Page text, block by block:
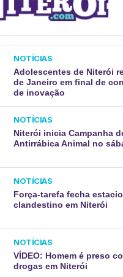
NOTÍCIAS
Adolescentes de Niterói
de Janeiro em final de
de inovação
NOTÍCIAS
Niterói inicia Campanha
Antirrábica Animal no
NOTÍCIAS
Força-tarefa fecha
clandestino em Niterói
NOTÍCIAS
VÍDEO: Homem é preso
drogas em Niterói